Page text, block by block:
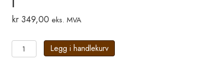
kr349,00 eks. MVA
Kalveflaske
Easy
Legg i handlekurv